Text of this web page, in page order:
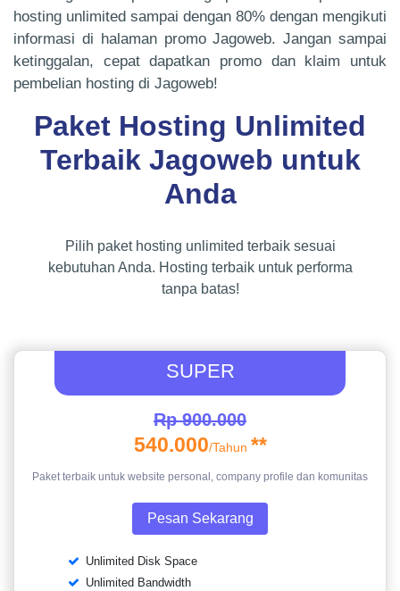
hosting unlimited sampai dengan 80% dengan mengikuti
informasi di halaman promo Jagoweb. Jangan sampai
ketinggalan, cepat dapatkan promo dan klaim untuk
pembelian hosting di Jagoweb!
Paket Hosting Unlimited
Terbaik Jagoweb untuk
Anda
Pilih paket hosting unlimited terbaik sesuai
kebutuhan Anda. Hosting terbaik untuk performa
tanpa batas!
SUPER
Rp 900.000
540.000/Tahun **
Paket terbaik untuk website personal, company profile dan komunitas
Pesan Sekarang
Unlimited Disk Space
Unlimited Bandwidth